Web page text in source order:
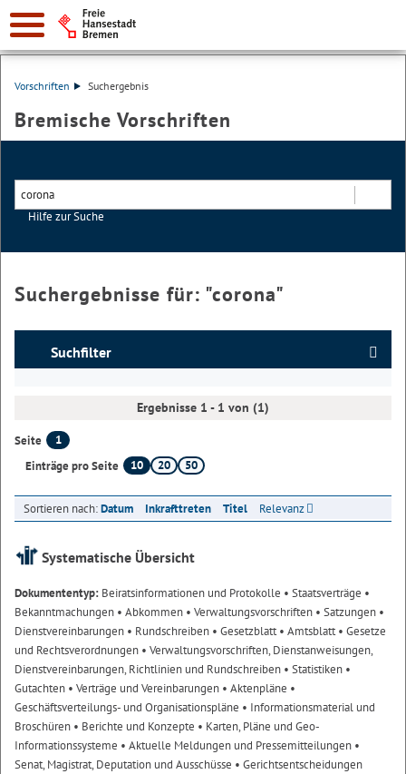
Vorschriften Suchergebnis
Bremische Vorschriften
Hilfe zur Suche
Suchergebnisse für: "corona"
Suchfilter
Ergebnisse 1 - 1 von (1)
Seite
1
Einträge pro Seite
10 20 50
Sortieren nach:Datum Inkrafttreten Titel Relevanz
Systematische Übersicht
Dokumententyp: Beiratsinformationen und Protokolle • Staatsverträge •
Bekanntmachungen • Abkommen • Verwaltungsvorschriften • Satzungen •
Dienstvereinbarungen • Rundschreiben • Gesetzblatt• Amtsblatt• Gesetze
und Rechtsverordnungen • Verwaltungsvorschriften, Dienstanweisungen,
Dienstvereinbarungen, Richtlinien und Rundschreiben • Statistiken •
Gutachten • Verträge und Vereinbarungen • Aktenpläne •
Geschäftsverteilungs- und Organisationspläne • Informationsmaterial und
Broschüren • Berichte und Konzepte • Karten, Pläne und Geo-
Informationssysteme • Aktuelle Meldungen und Pressemitteilungen •
Senat, Magistrat, Deputation und Ausschüsse • Gerichtsentscheidungen